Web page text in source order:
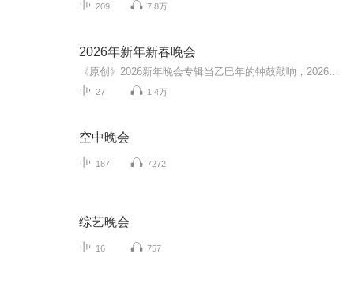
209 7.8万
2026年新年新春晚会
27 1.4万
空中晚会
187 7272
综艺晚会
16 757